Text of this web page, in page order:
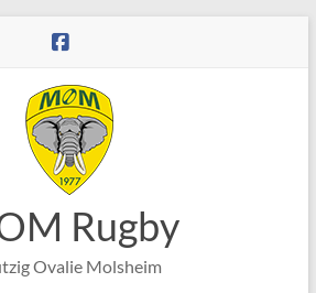
Rugby
Ovalie Molsheim